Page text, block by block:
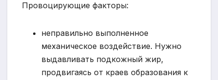
Провоцирующие факторы:
неправильно выполненное
механическое воздействие. Нужно
выдавливать подкожный жир,
продвигаясь от краев образования к